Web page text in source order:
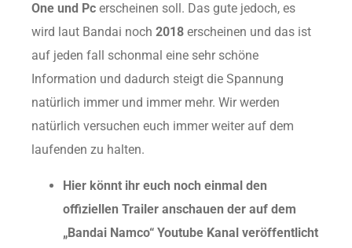
One und Pc erscheinen soll. Das gute jedoch, es
wird laut Bandai noch 2018 erscheinen und das ist
auf jeden fall schonmal eine sehr schöne
Information und dadurch steigt die Spannung
natürlich immer und immer mehr. Wir werden
natürlich versuchen euch immer weiter auf dem
laufenden zu halten.
Hier könnt ihr euch noch einmal den
offiziellen Trailer anschauen der auf dem
„Bandai Namco“ Youtube Kanal veröffentlicht